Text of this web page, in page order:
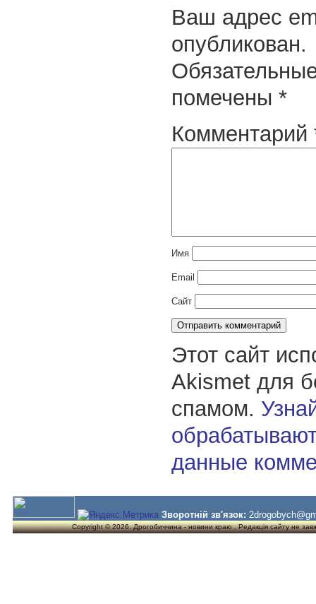
Ваш адрес
опубликован.
помечены *
Комментарий
Имя
Email
Сайт
Этот сайт
Akismet для
спамом.
данные
Зворотній зв'язок:
Copyright © 2026. Дрогобиччина - новини краю . Редакція сайту не